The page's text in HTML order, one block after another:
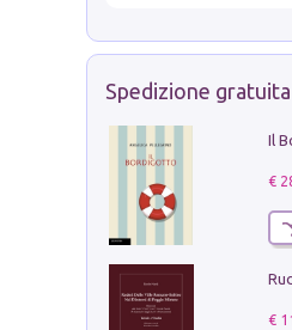
Spedizione gratuita
Il
€
€